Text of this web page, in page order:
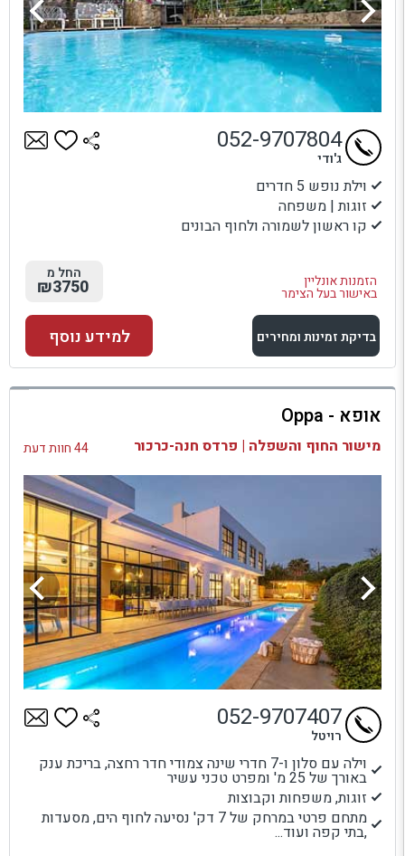
וילת נופש 5 חדרים
זוגות | משפחה
קו ראשון לשמורה ולחוף הבונים
הזמנות אונליין
באישור בעל הצימר
052-9707804
ג'ודי
החל מ
₪3750
בדיקת זמינות ומחירים
למתחם זה
בדיקת זמינות ומחירים
למידע נוסף
אופא - Oppa
מישור החוף והשפלה | פרדס חנה-כרכור 44 חוות דעת
וילה עם סלון ו-7 חדרי שינה צמודי חדר רחצה, בריכת ענק
באורך של 25 מ' ומפרט טכני עשיר
זוגות, משפחות וקבוצות
מתחם פרטי במרחק של 7 דק' נסיעה לחוף הים, מסעדות
,בתי קפה ועוד...
052-9707407
רויטל